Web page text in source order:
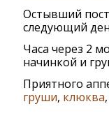
Остывший
следующий
Часа через 2
начинкой и
Приятного
груши, клюква,